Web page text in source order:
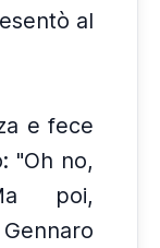
al
e fece
"Oh no,
poi,